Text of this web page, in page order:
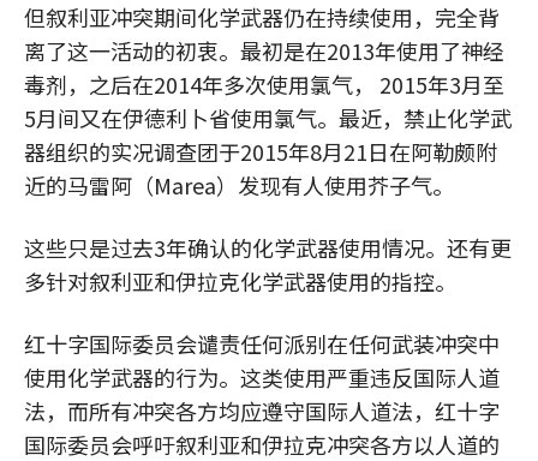
但叙利亚冲突期间化学武器仍在持续使用，完全背
离了这一活动的初衷。最初是在2013年使用了神经
毒剂，之后在2014年多次使用氯气， 2015年3月至
5月间又在伊德利卜省使用氯气。最近，禁止化学武
器组织的实况调查团于2015年8月21日在阿勒颇附
近的马雷阿（Marea）发现有人使用芥子气。
这些只是过去3年确认的化学武器使用情况。还有更
多针对叙利亚和伊拉克化学武器使用的指控。
红十字国际委员会谴责任何派别在任何武装冲突中
使用化学武器的行为。这类使用严重违反国际人道
法，而所有冲突各方均应遵守国际人道法，红十字
国际委员会呼吁叙利亚和伊拉克冲突各方以人道的